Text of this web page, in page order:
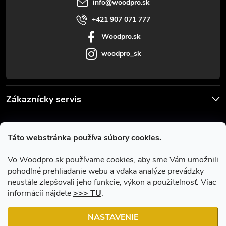
Táto webstránka používa súbory cookies.
Vo Woodpro.sk používame cookies, aby sme Vám umožnili
pohodlné prehliadanie webu a vďaka analýze prevádzky
neustále zlepšovali jeho funkcie, výkon a použiteľnosť. Viac
informácií nájdete>>> TU.
NASTAVENIE
Zákaznícky servis
info@woodpro.sk
+421 907 071 777
Woodpro.sk
woodpro_sk
Facebook